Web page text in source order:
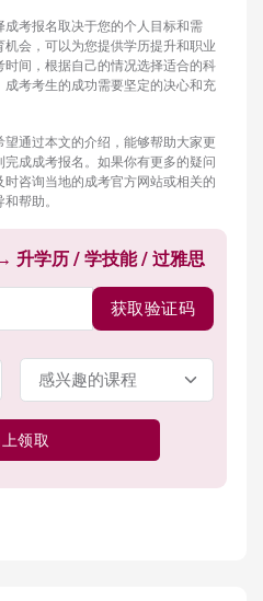
考报名取决于您的个人目标和需
会，可以为您提供学历提升和职业
间，根据自己的情况选择适合的科
考考生的成功需要坚定的决心和充
通过本文的介绍，能够帮助大家更
成成考报名。如果你有更多的疑问
咨询当地的成考官方网站或相关的
帮助。
升学历 / 学技能 / 过雅思
获取验证码
领取